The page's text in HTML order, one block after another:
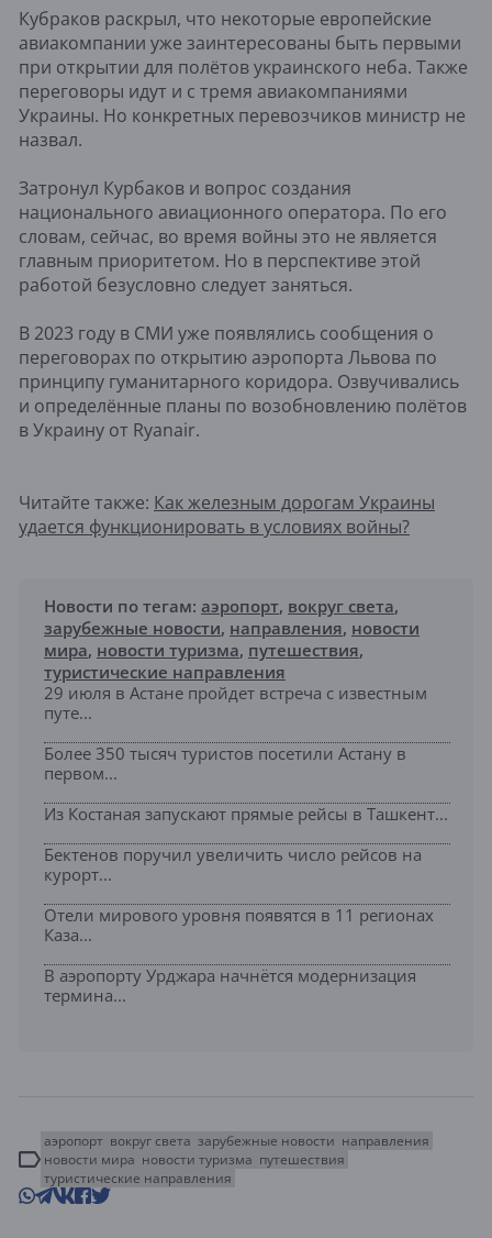
Кубраков раскрыл, что некоторые европейские
авиакомпании уже заинтересованы быть первыми
при открытии для полётов украинского неба. Также
переговоры идут и с тремя авиакомпаниями
Украины. Но конкретных перевозчиков министр не
назвал.
Затронул Курбаков и вопрос создания
национального авиационного оператора. По его
словам, сейчас, во время войны это не является
главным приоритетом. Но в перспективе этой
работой безусловно следует заняться.
В 2023 году в СМИ уже появлялись сообщения о
переговорах по открытию аэропорта Львова по
принципу гуманитарного коридора. Озвучивались
и определённые планы по возобновлению полётов
в Украину от Ryanair.
Читайте также: Как железным дорогам Украины
удается функционировать в условиях войны?
Новости по тегам: аэропорт, вокруг света,
зарубежные новости, направления, новости
мира, новости туризма, путешествия,
туристические направления
29 июля в Астане пройдет встреча с известным
путе...
Более 350 тысяч туристов посетили Астану в
первом...
Из Костаная запускают прямые рейсы в Ташкент...
Бектенов поручил увеличить число рейсов на
курорт...
Отели мирового уровня появятся в 11 регионах
Каза...
В аэропорту Урджара начнётся модернизация
термина...
аэропорт вокруг света зарубежные новости направления
новости мира новости туризма путешествия
туристические направления